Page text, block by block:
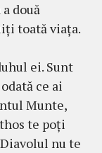
două
toată viaţa.
ei. Sunt
ce ai
Munte,
te poţi
nu te